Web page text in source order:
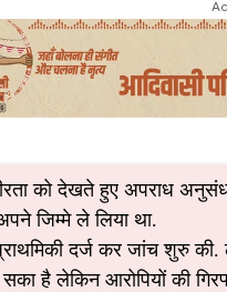
को देखते हुए अपराध
जिम्मे ले लिया था.
दर्ज कर जांच शुरु की.
है लेकिन आरोपियों की